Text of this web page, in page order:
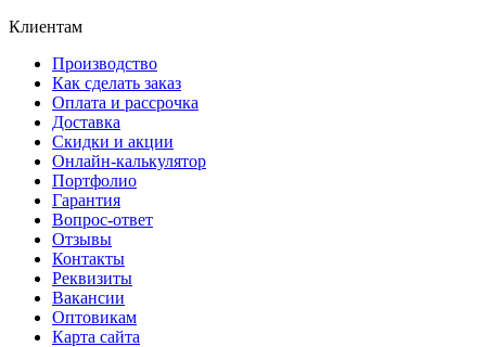
Клиентам
Производство
Как сделать заказ
Оплата и рассрочка
Доставка
Скидки и акции
Онлайн-калькулятор
Портфолио
Гарантия
Вопрос-ответ
Отзывы
Контакты
Реквизиты
Вакансии
Оптовикам
Карта сайта